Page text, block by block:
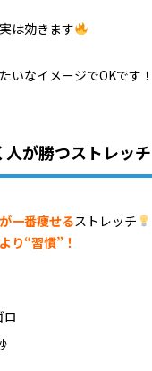
は効きます
いなイメージでOKです！
が勝つストレッチ
一番痩せるストレッチ
り“習慣”！